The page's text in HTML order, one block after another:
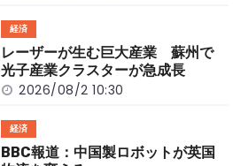
経済
レーザーが生む巨大産業 蘇州で
光子産業クラスターが急成長
2026/08/2 10:30
経済
BBC報道：中国製ロボットが英国